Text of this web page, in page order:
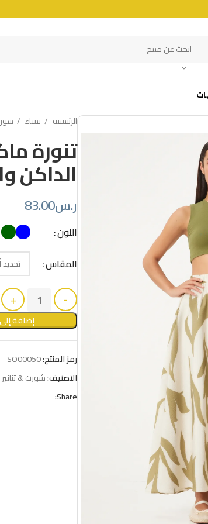
الرئيسية نساء
تنورة
الداكن
ر.س83.00
اللون
المقاس
إضافة
رمز المنتج:SO00050
التصنيف:شورت & تنانير
Share: